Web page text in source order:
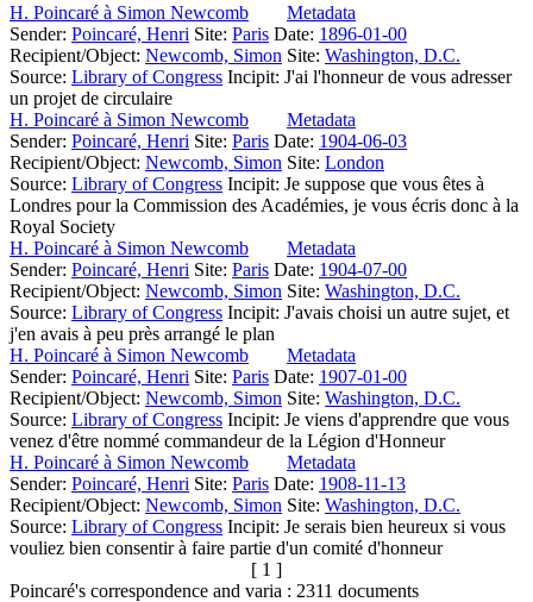
H. Poincaré à Simon Newcomb
Metadata
Sender: Poincaré, Henri Site: Paris Date: 1896-01-00
Recipient/Object: Newcomb, Simon Site: Washington, D.C.
Source: Library of Congress Incipit: J'ai l'honneur de vous adresser
un projet de circulaire
H. Poincaré à Simon Newcomb
Metadata
Sender: Poincaré, Henri Site: Paris Date: 1904-06-03
Recipient/Object: Newcomb, Simon Site: London
Source: Library of Congress Incipit: Je suppose que vous êtes à
Londres pour la Commission des Académies, je vous écris donc à la
Royal Society
H. Poincaré à Simon Newcomb
Metadata
Sender: Poincaré, Henri Site: Paris Date: 1904-07-00
Recipient/Object: Newcomb, Simon Site: Washington, D.C.
Source: Library of Congress Incipit: J'avais choisi un autre sujet, et
j'en avais à peu près arrangé le plan
H. Poincaré à Simon Newcomb
Metadata
Sender: Poincaré, Henri Site: Paris Date: 1907-01-00
Recipient/Object: Newcomb, Simon Site: Washington, D.C.
Source: Library of Congress Incipit: Je viens d'apprendre que vous
venez d'être nommé commandeur de la Légion d'Honneur
H. Poincaré à Simon Newcomb
Metadata
Sender: Poincaré, Henri Site: Paris Date: 1908-11-13
Recipient/Object: Newcomb, Simon Site: Washington, D.C.
Source: Library of Congress Incipit: Je serais bien heureux si vous
vouliez bien consentir à faire partie d'un comité d'honneur
[ 1 ]
Poincaré's correspondence and varia : 2311 documents